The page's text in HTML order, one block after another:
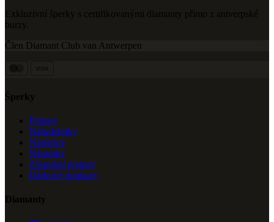
Exkluzivní šperky s certifikovanými diamanty přímo z antverpské
burzy.
Člen Diamant Club van Antwerpen
Šperky
Prsteny
Náhrdelníky
Náušnice
Náramky
Zásnubní prsteny
Dárkové poukazy
Diamanty